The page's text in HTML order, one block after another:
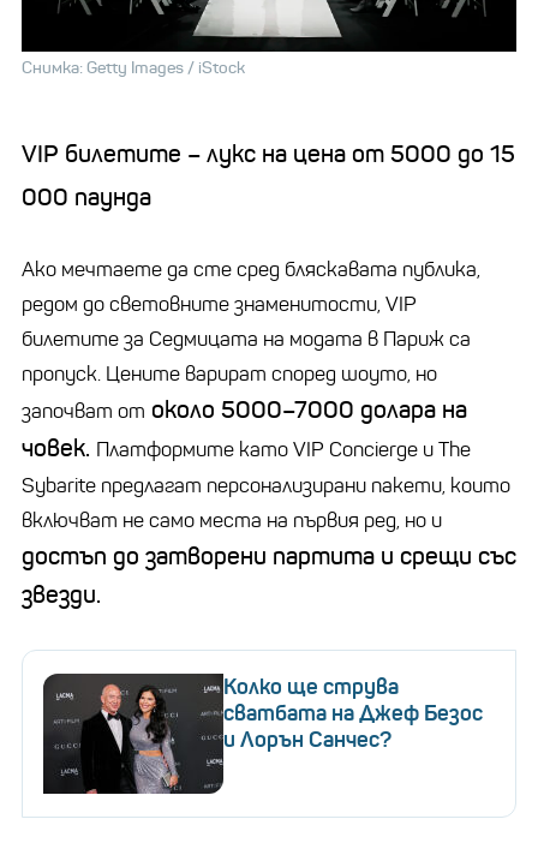
Снимка: Getty Images / iStock
VIP билетите – лукс на цена от 5000 до 15
000 паунда
Ако мечтаете да сте сред бляскавата публика,
редом до световните знаменитости, VIP
билетите за Седмицата на модата в Париж са
пропуск. Цените варират според шоуто, но
започват от около 5000–7000 долара на
човек. Платформите като VIP Concierge и The
Sybarite предлагат персонализирани пакети, които
включват не само места на първия ред, но и
достъп до затворени партита и срещи със
звезди.
Колко ще струва
сватбата на Джеф Безос
и Лорън Санчес?